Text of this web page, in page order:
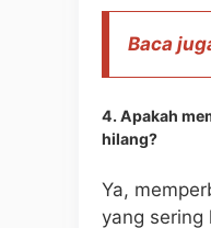
Baca
4. Apakah
hilang?
Ya,
yang sering